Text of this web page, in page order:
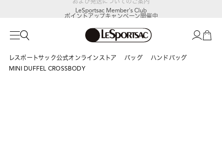
LeSportsac Member's Club
ポイントアップキャンペーン開催中
レスポートサック公式オンラインストア バッグ
ハンドバッグ
MINI DUFFEL CROSSBODY